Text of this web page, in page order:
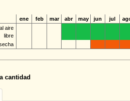
ene feb mar abr may jun jul
aire
libre
cantidad